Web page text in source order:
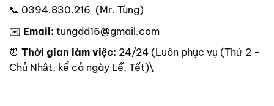
📞 0394.830.216 (Mr. Tùng)
✉️ Email: tungdd16@gmail.com
⏰ Thời gian làm việc: 24/24 (Luôn phục vụ (Thứ 2 –
Chủ Nhật, kể cả ngày Lễ, Tết)\